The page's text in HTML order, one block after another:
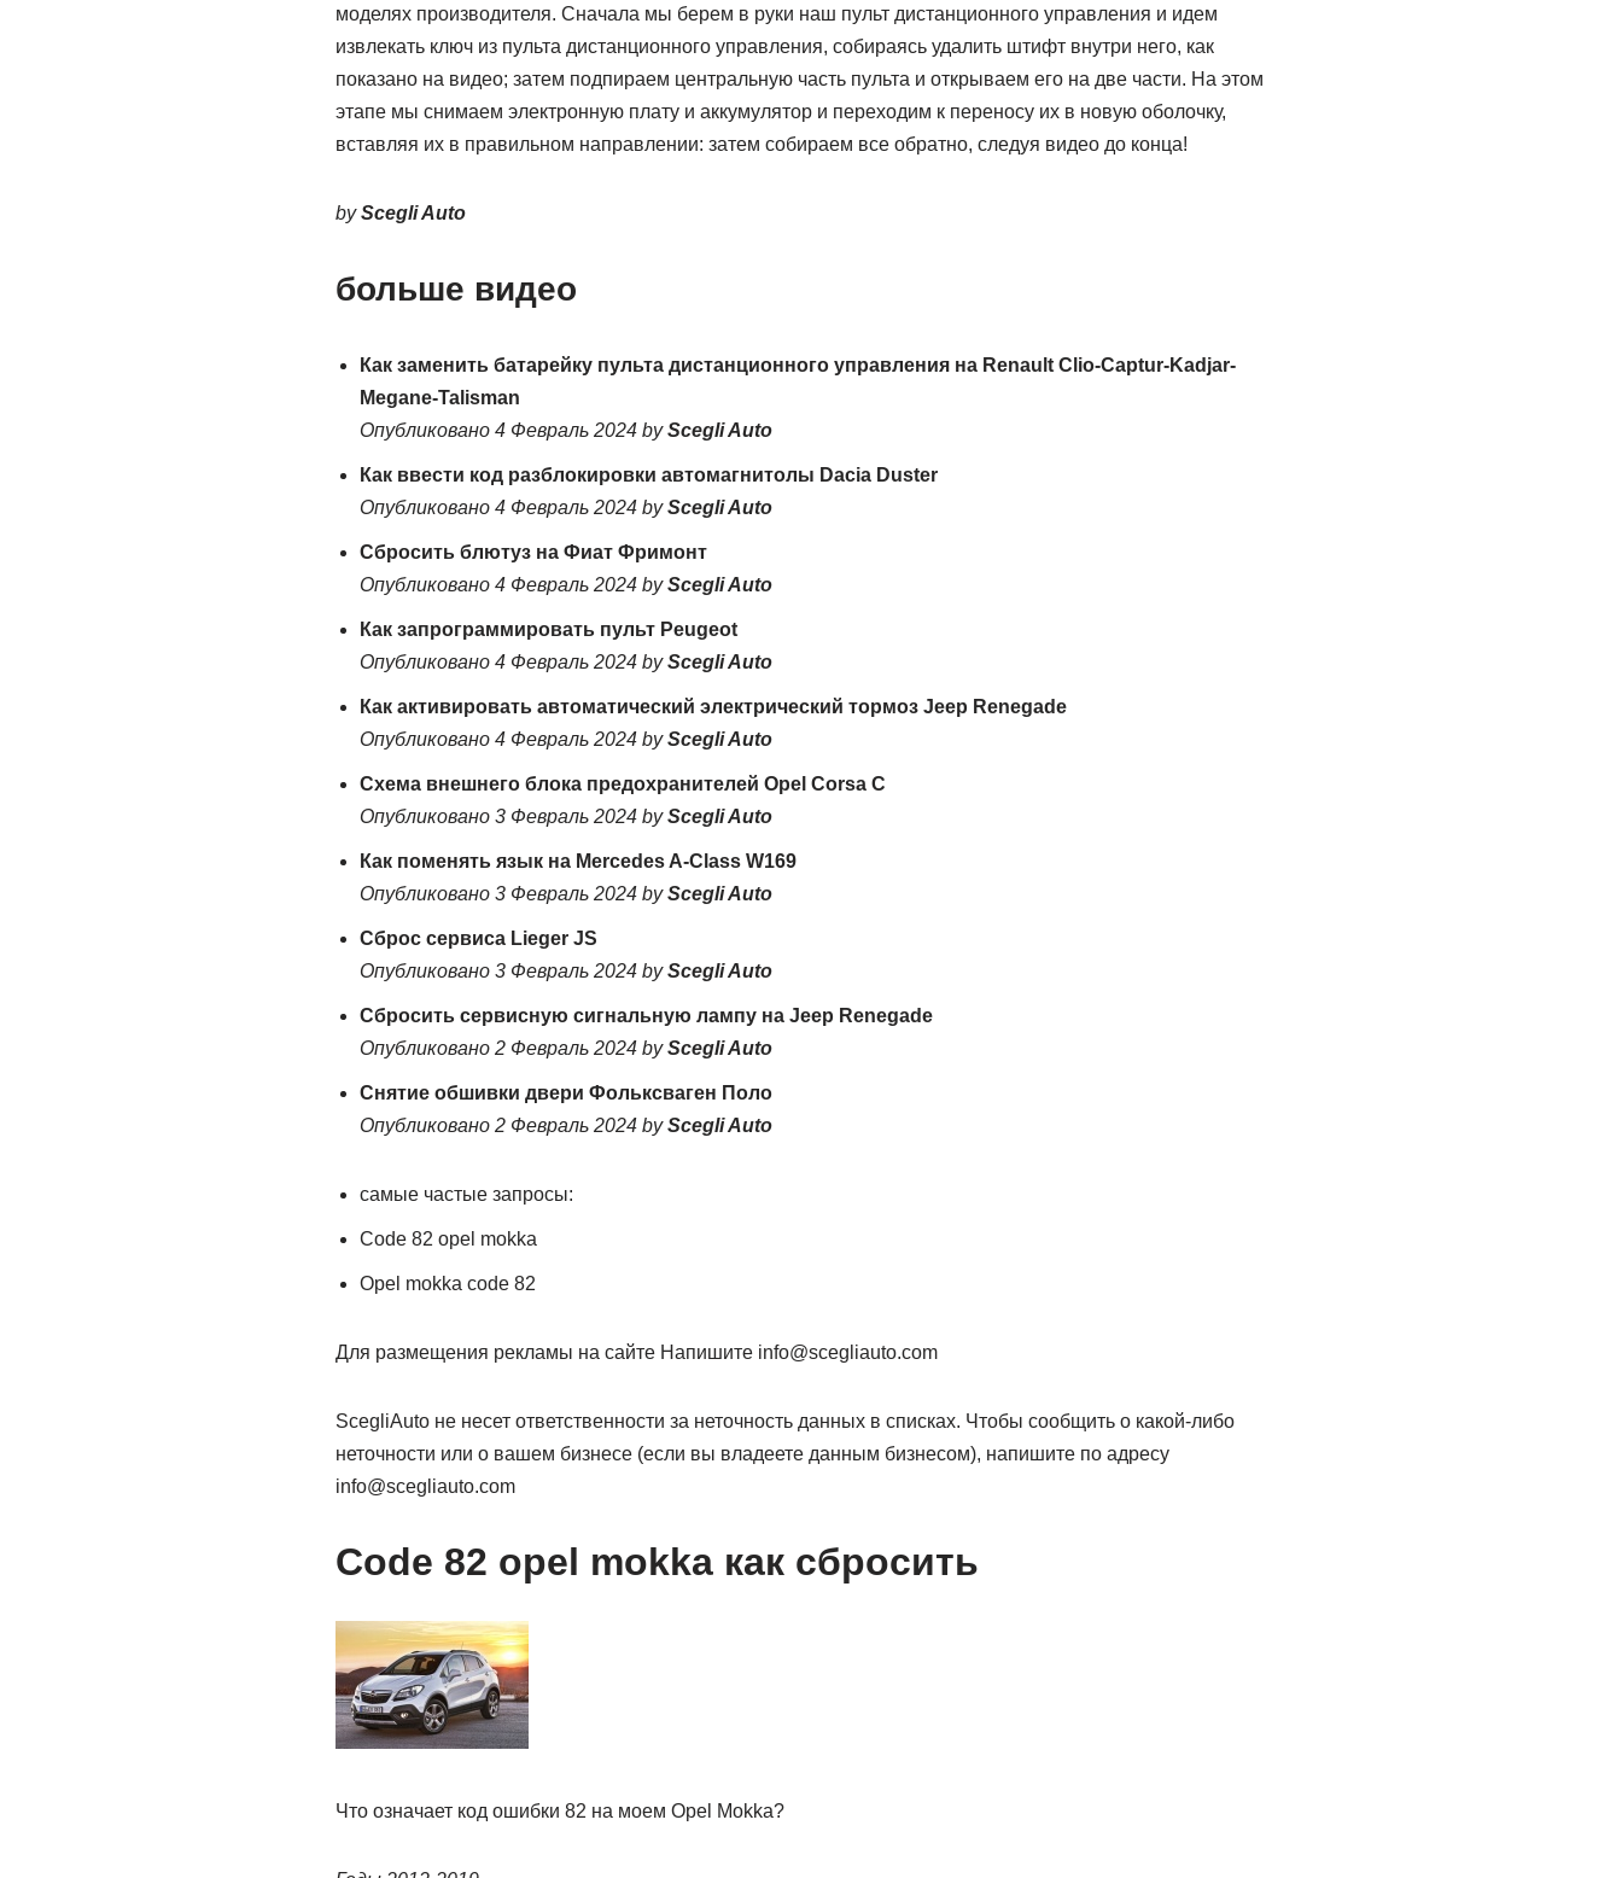
моделях производителя. Сначала мы берем в руки наш пульт дистанционного управления и идем
извлекать ключ из пульта дистанционного управления, собираясь удалить штифт внутри него, как
показано на видео; затем подпираем центральную часть пульта и открываем его на две части. На этом
этапе мы снимаем электронную плату и аккумулятор и переходим к переносу их в новую оболочку,
вставляя их в правильном направлении: затем собираем все обратно, следуя видео до конца!
byScegli Auto
больше видео
Как заменить батарейку пульта дистанционного управления на Renault Clio-Captur-Kadjar-
Megane-Talisman
Опубликовано 4 Февраль 2024 byScegli Auto
Как ввести код разблокировки автомагнитолы Dacia Duster
Опубликовано 4 Февраль 2024 byScegli Auto
Сбросить блютуз на Фиат Фримонт
Опубликовано 4 Февраль 2024 byScegli Auto
Как запрограммировать пульт Peugeot
Опубликовано 4 Февраль 2024 byScegli Auto
Как активировать автоматический электрический тормоз Jeep Renegade
Опубликовано 4 Февраль 2024 byScegli Auto
Схема внешнего блока предохранителей Opel Corsa C
Опубликовано 3 Февраль 2024 byScegli Auto
Как поменять язык на Mercedes A-Class W169
Опубликовано 3 Февраль 2024 byScegli Auto
Сброс сервиса Lieger JS
Опубликовано 3 Февраль 2024 byScegli Auto
Сбросить сервисную сигнальную лампу на Jeep Renegade
Опубликовано 2 Февраль 2024 byScegli Auto
Снятие обшивки двери Фольксваген Поло
Опубликовано 2 Февраль 2024 byScegli Auto
самые частые запросы:
Code 82 opel mokka
Opel mokka code 82
Для размещения рекламы на сайте Напишите info@scegliauto.com
ScegliAuto не несет ответственности за неточность данных в списках. Чтобы сообщить о какой-либо
неточности или о вашем бизнесе (если вы владеете данным бизнесом), напишите по адресу
info@scegliauto.com
Code 82 opel mokka как сбросить
Что означает код ошибки 82 на моем Opel Mokka?